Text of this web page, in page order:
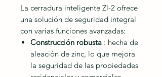
La cerradura inteligente Zl-2 ofrece
una solución de seguridad integral
con varias funciones avanzadas:
Construcción robusta : hecha de
aleación de zinc, lo que mejora
la seguridad de las propiedades